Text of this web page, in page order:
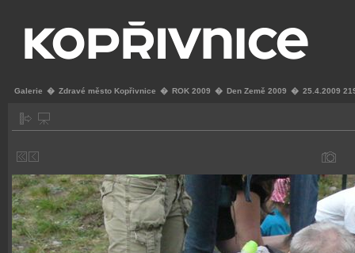
Galerie � Zdravé město Kopřivnice � ROK 2009 � Den Země 2009 � 25.4.2009